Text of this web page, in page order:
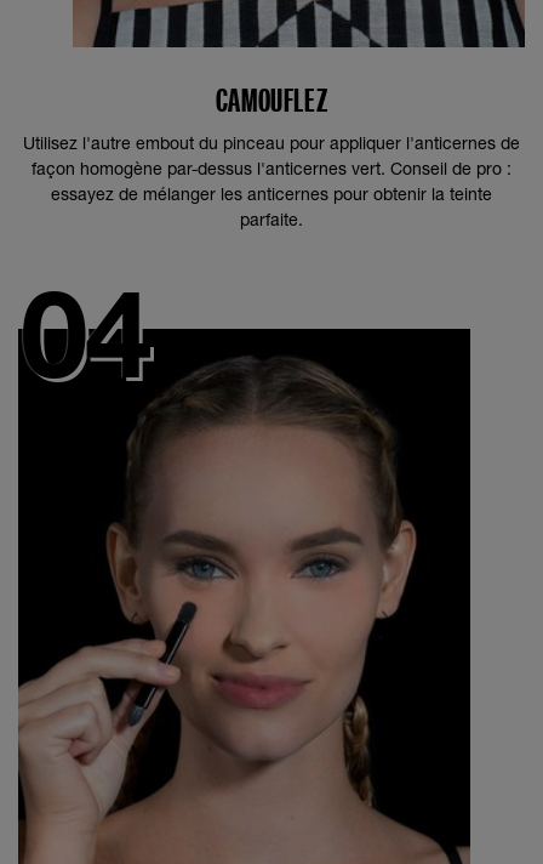
CAMOUFLEZ
Utilisez l'autre embout du pinceau pour appliquer l'anticernes de
façon homogène par-dessus l'anticernes vert. Conseil de pro :
essayez de mélanger les anticernes pour obtenir la teinte
parfaite.